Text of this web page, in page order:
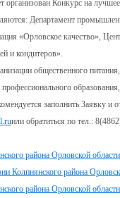
организован Конкурс на
Департамент
«Орловское качество»,
и кондитеров».
общественного
заполнить Заявку и
или обратиться по тел.:
района Орловской
Колпнянского района
района Орловской